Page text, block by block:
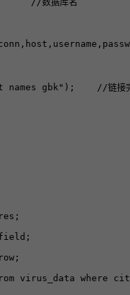
names gbk" );
//链接
virus_data where